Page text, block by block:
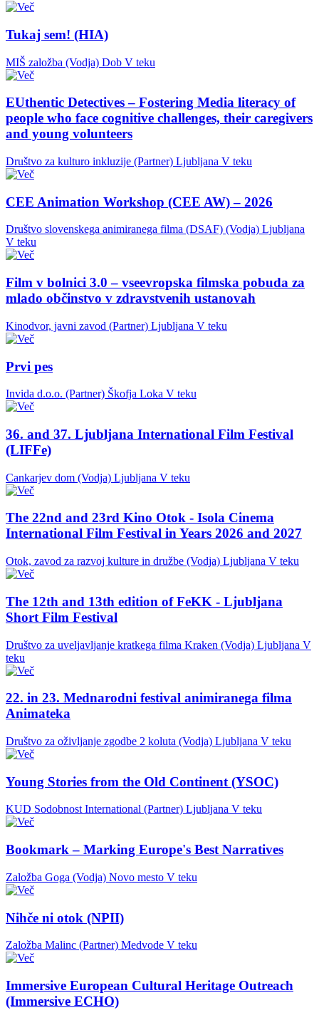
Tukaj sem! (HIA)
MIŠ založba (Vodja) Dob V teku
EUthentic Detectives – Fostering Media literacy of
people who face cognitive challenges, their caregivers
and young volunteers
Društvo za kulturo inkluzije (Partner) Ljubljana V teku
CEE Animation Workshop (CEE AW) – 2026
Društvo slovenskega animiranega filma (DSAF) (Vodja) Ljubljana
V teku
Film v bolnici 3.0 – vseevropska filmska pobuda za
mlado občinstvo v zdravstvenih ustanovah
Kinodvor, javni zavod (Partner) Ljubljana V teku
Prvi pes
Invida d.o.o. (Partner) Škofja Loka V teku
36. and 37. Ljubljana International Film Festival
(LIFFe)
Cankarjev dom (Vodja) Ljubljana V teku
The 22nd and 23rd Kino Otok - Isola Cinema
International Film Festival in Years 2026 and 2027
Otok, zavod za razvoj kulture in družbe (Vodja) Ljubljana V teku
The 12th and 13th edition of FeKK - Ljubljana
Short Film Festival
Društvo za uveljavljanje kratkega filma Kraken (Vodja) Ljubljana V
teku
22. in 23. Mednarodni festival animiranega filma
Animateka
Društvo za oživljanje zgodbe 2 koluta (Vodja) Ljubljana V teku
Young Stories from the Old Continent (YSOC)
KUD Sodobnost International (Partner) Ljubljana V teku
Bookmark – Marking Europe's Best Narratives
Založba Goga (Vodja) Novo mesto V teku
Nihče ni otok (NPII)
Založba Malinc (Partner) Medvode V teku
Immersive European Cultural Heritage Outreach
(Immersive ECHO)